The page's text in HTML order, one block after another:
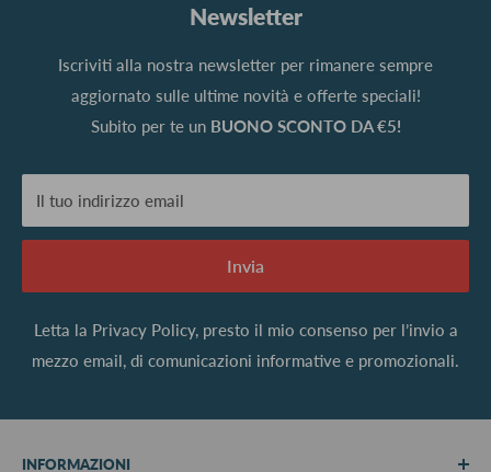
Newsletter
Iscriviti alla nostra newsletter per rimanere sempre
aggiornato sulle ultime novità e offerte speciali!
Subito per te un BUONO SCONTO DA €5!
Il tuo indirizzo email
Invia
Letta la Privacy Policy, presto il mio consenso per l’invio a
mezzo email, di comunicazioni informative e promozionali.
INFORMAZIONI